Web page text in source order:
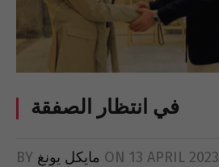
في انتظار الصفقة
BY مايكل يونغ ON 13 APRIL 2023